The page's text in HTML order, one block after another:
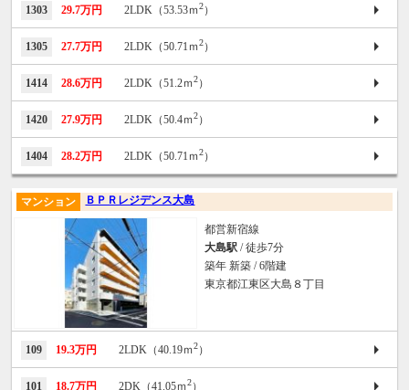
1303 29.7万円 2LDK（53.53ｍ2）
1305 27.7万円 2LDK（50.71ｍ2）
1414 28.6万円 2LDK（51.2ｍ2）
1420 27.9万円 2LDK（50.4ｍ2）
1404 28.2万円 2LDK（50.71ｍ2）
ＢＰＲレジデンス大島
マンション
都営新宿線
大島駅 / 徒歩7分
築年 新築 / 6階建
東京都江東区大島８丁目
109 19.3万円 2LDK（40.19ｍ2）
101 18.7万円 2DK（41.05ｍ2）